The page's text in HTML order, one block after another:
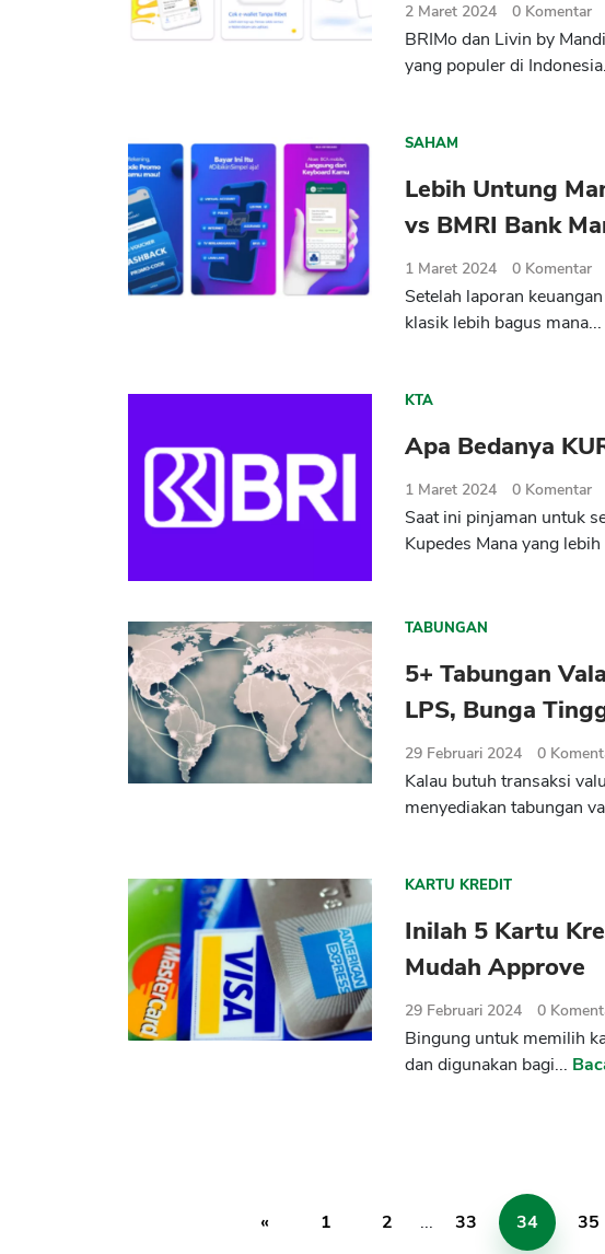
2 Maret 2024 0 Komentar
BRIMo dan Livin by
yang populer di
SAHAM
Lebih Untung
vs BMRI Bank
1 Maret 2024 0 Komentar
Setelah laporan
klasik lebih bagus mana...
KTA
Apa Bedanya
1 Maret 2024 0 Komentar
Saat ini pinjaman untuk
Kupedes Mana yang lebih
TABUNGAN
5+ Tabungan
LPS, Bunga
29 Februari 2024 0
Kalau butuh transaksi
menyediakan tabungan
KARTU KREDIT
Inilah 5 Kartu
Mudah Approve
29 Februari 2024 0
Bingung untuk memilih
dan digunakan bagi...
« 1 2 ... 33 34 35